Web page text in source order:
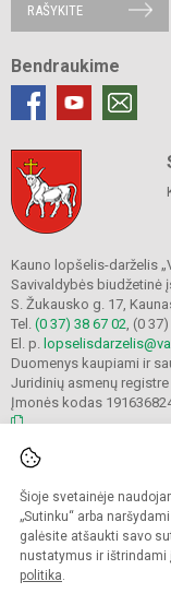
Šioje svetainėje
„Sutinku“ arba
galėsite atšaukti savo
nustatymus ir ištrindami
politika.
RAŠYKITE
Bendraukime
Kauno lopšelis-darželis
Savivaldybės biudžetinė
S. Žukausko g. 17,
Tel. (0 37) 38 67 02 , (0
El. p.
Duomenys kaupiami ir
Juridinių asmenų registre
Įmonės kodas
Kopijuoti turinį be raštiško
Sumanus būdas